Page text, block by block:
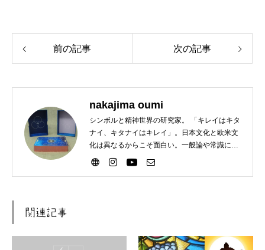
前の記事 次の記事
nakajima oumi
シンボルと精神世界の研究家。 「キレイはキタ
ナイ、キタナイはキレイ」。日本文化と欧米文
化は異なるからこそ面白い。一般論や常識に違
和感がある方歓迎。
関連記事